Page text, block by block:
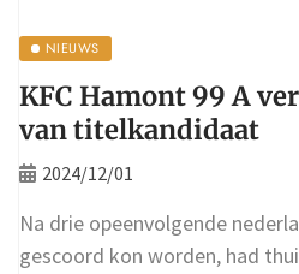
NIEUWS
KFC Hamont 99 A
van titelkandidaat
2024/12/01
Na drie opeenvolgende
gescoord kon worden, had